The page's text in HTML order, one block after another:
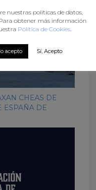
CHEAS DE
ESPAÑA DE
nuestras políticas de datos,
obtener más información
Política de Cookies.
acepto Sí, Acepto